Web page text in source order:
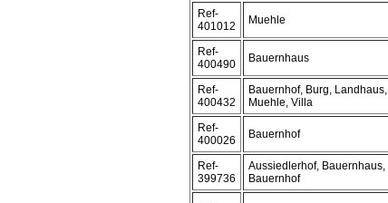
Ref-
401012
Muehle
Ref-
400490
Bauernhaus
Ref-
400432
Bauernhof, Burg, Landhaus,
Muehle, Villa
Ref-
400026
Bauernhof
Ref-
399736
Aussiedlerhof, Bauernhaus,
Bauernhof